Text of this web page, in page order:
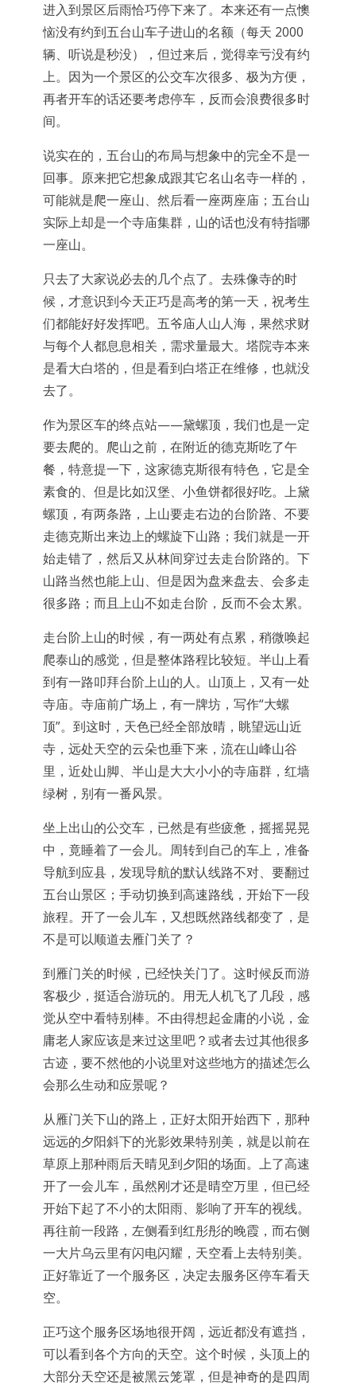
进入到景区后雨恰巧停下来了。本来还有一点懊
恼没有约到五台山车子进山的名额（每天 2000
辆、听说是秒没），但过来后，觉得幸亏没有约
上。因为一个景区的公交车次很多、极为方便，
再者开车的话还要考虑停车，反而会浪费很多时
间。
说实在的，五台山的布局与想象中的完全不是一
回事。原来把它想象成跟其它名山名寺一样的，
可能就是爬一座山、然后看一座两座庙；五台山
实际上却是一个寺庙集群，山的话也没有特指哪
一座山。
只去了大家说必去的几个点了。去殊像寺的时
候，才意识到今天正巧是高考的第一天，祝考生
们都能好好发挥吧。五爷庙人山人海，果然求财
与每个人都息息相关，需求量最大。塔院寺本来
是看大白塔的，但是看到白塔正在维修，也就没
去了。
作为景区车的终点站——黛螺顶，我们也是一定
要去爬的。爬山之前，在附近的德克斯吃了午
餐，特意提一下，这家德克斯很有特色，它是全
素食的、但是比如汉堡、小鱼饼都很好吃。上黛
螺顶，有两条路，上山要走右边的台阶路、不要
走德克斯出来边上的螺旋下山路；我们就是一开
始走错了，然后又从林间穿过去走台阶路的。下
山路当然也能上山、但是因为盘来盘去、会多走
很多路；而且上山不如走台阶，反而不会太累。
走台阶上山的时候，有一两处有点累，稍微唤起
爬泰山的感觉，但是整体路程比较短。半山上看
到有一路叩拜台阶上山的人。山顶上，又有一处
寺庙。寺庙前广场上，有一牌坊，写作“大螺
顶”。到这时，天色已经全部放晴，眺望远山近
寺，远处天空的云朵也垂下来，流在山峰山谷
里，近处山脚、半山是大大小小的寺庙群，红墙
绿树，别有一番风景。
坐上出山的公交车，已然是有些疲惫，摇摇晃晃
中，竟睡着了一会儿。周转到自己的车上，准备
导航到应县，发现导航的默认线路不对、要翻过
五台山景区；手动切换到高速路线，开始下一段
旅程。开了一会儿车，又想既然路线都变了，是
不是可以顺道去雁门关了？
到雁门关的时候，已经快关门了。这时候反而游
客极少，挺适合游玩的。用无人机飞了几段，感
觉从空中看特别棒。不由得想起金庸的小说，金
庸老人家应该是来过这里吧？或者去过其他很多
古迹，要不然他的小说里对这些地方的描述怎么
会那么生动和应景呢？
从雁门关下山的路上，正好太阳开始西下，那种
远远的夕阳斜下的光影效果特别美，就是以前在
草原上那种雨后天晴见到夕阳的场面。上了高速
开了一会儿车，虽然刚才还是晴空万里，但已经
开始下起了不小的太阳雨、影响了开车的视线。
再往前一段路，左侧看到红彤彤的晚霞，而右侧
一大片乌云里有闪电闪耀，天空看上去特别美。
正好靠近了一个服务区，决定去服务区停车看天
空。
正巧这个服务区场地很开阔，远近都没有遮挡，
可以看到各个方向的天空。这个时候，头顶上的
大部分天空还是被黑云笼罩，但是神奇的是四周